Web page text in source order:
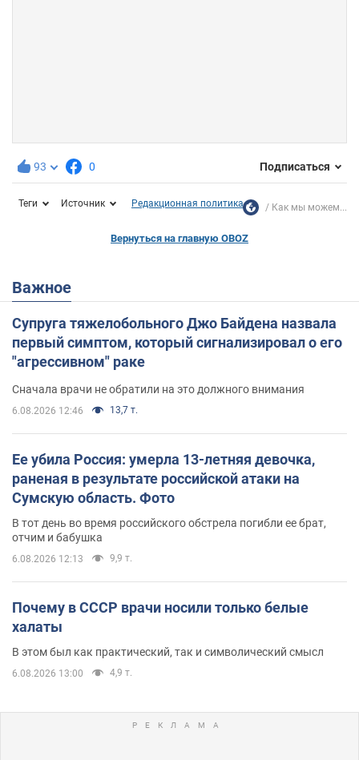
93 0 Подписаться
Теги Источник Редакционная политика Как мы можем...
Вернуться на главную OBOZ
Важное
Супруга тяжелобольного Джо Байдена назвала
первый симптом, который сигнализировал о его
"агрессивном" раке
Сначала врачи не обратили на это должного внимания
6.08.2026 12:46 13,7 т.
Ее убила Россия: умерла 13-летняя девочка,
раненая в результате российской атаки на
Сумскую область. Фото
В тот день во время российского обстрела погибли ее брат,
отчим и бабушка
6.08.2026 12:13 9,9 т.
Почему в СССР врачи носили только белые
халаты
В этом был как практический, так и символический смысл
6.08.2026 13:00 4,9 т.